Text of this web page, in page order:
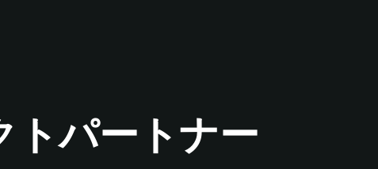
トパートナー